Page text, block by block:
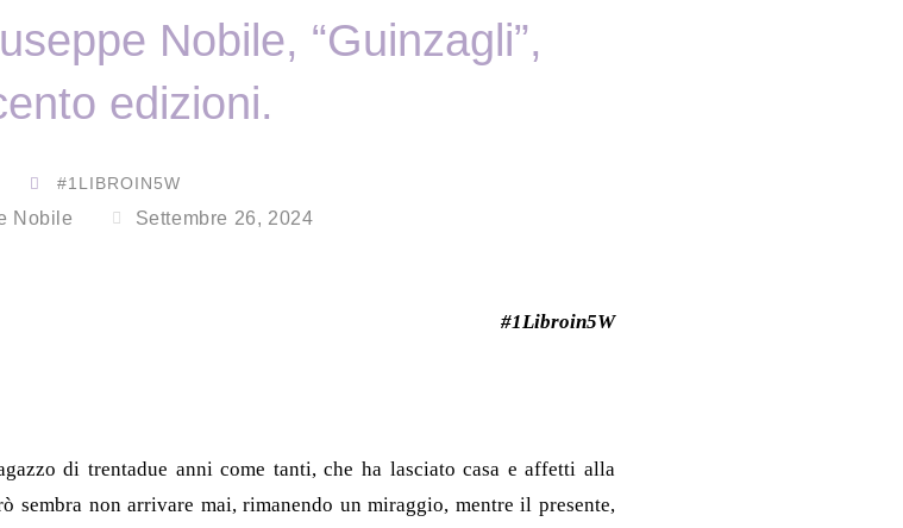
Nobile, “Guinzagli”,
edizioni.
#1LIBROIN5W
Nobile Settembre 26, 2024
#1Libroin5W
di trentadue anni come tanti, che ha lasciato casa e affetti alla
non arrivare mai, rimanendo un miraggio, mentre il presente,